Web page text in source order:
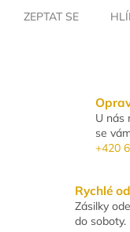
ZEPTAT SE
U nás
se
+420
Rychlé
Zásilky
do soboty.